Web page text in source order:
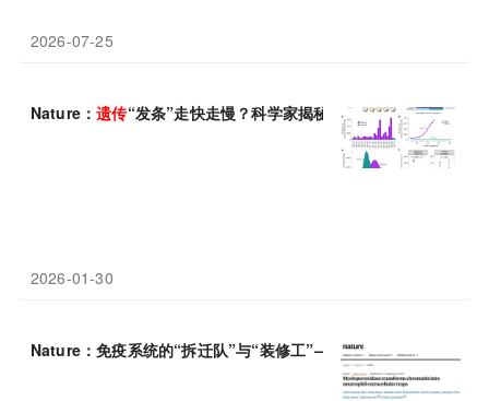
2026-07-25
Nature：遗传“发条”走快走慢？科学家揭秘女性孕期流产的隐藏基
2026-01-30
Nature：免疫系统的“拆迁队”与“装修工”——MPO如何将